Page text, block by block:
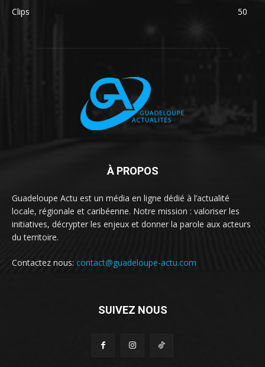
Clips
50
À PROPOS
Guadeloupe Actu est un média en ligne dédié à l’actualité
locale, régionale et caribéenne. Notre mission : valoriser les
initiatives, décrypter les enjeux et donner la parole aux acteurs
du territoire.
Contactez nous: contact@guadeloupe-actu.com
SUIVEZ NOUS